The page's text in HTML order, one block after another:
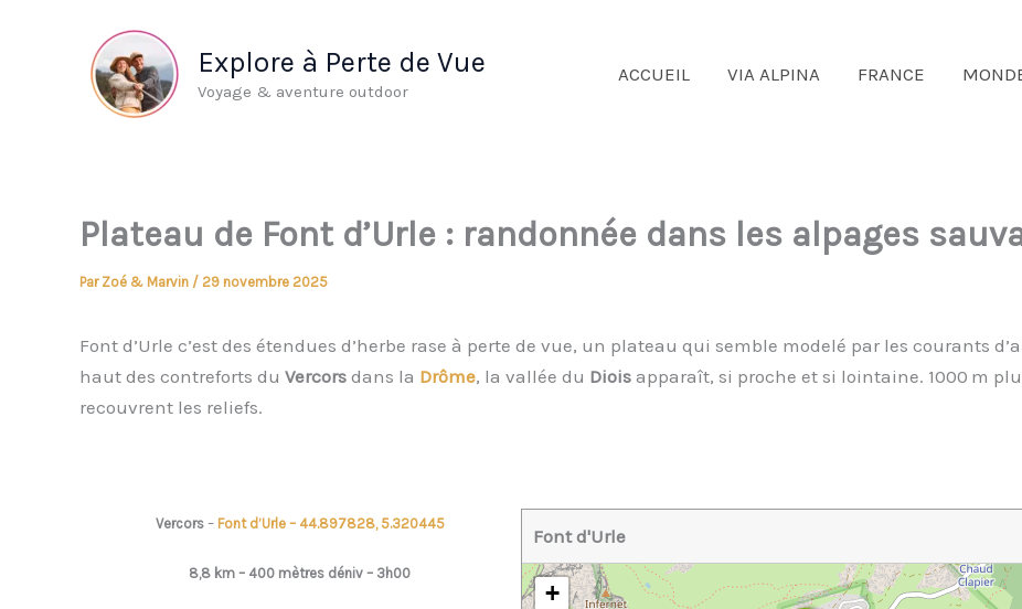
Explore à Perte de Vue
Voyage & aventure outdoor
ACCUEIL VIA ALPINA FRANCE
Plateau de Font d’Urle : randonnée dans les alpages
Par Zoé & Marvin / 29 novembre 2025
Font d’Urle c’est des étendues d’herbe rase à perte de vue, un plateau qui semble modelé par les courants
haut des contreforts du Vercors dans la Drôme, la vallée du Diois apparaît, si proche et si lointaine. 1000 m
recouvrent les reliefs.
Vercors–Font d’Urle – 44.897828, 5.320445
8,8 km – 400 mètres déniv – 3h00
Font d'Urle
+